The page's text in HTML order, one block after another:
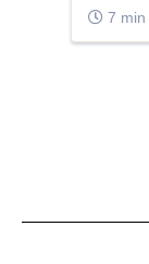
7 min